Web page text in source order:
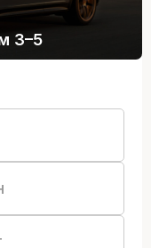
3–5